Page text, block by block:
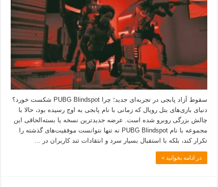
سقوط آزاد پابجی در تجربه‌ای جدید؛ چرا PUBG Blindspot شکست خورد؟
دنیای بازی‌های بتل رویال که زمانی با نام پابجی به اوج رسیده بود، حالا با
چالش بزرگی روبرو شده است. عرضه جدیدترین نسخه یا بسته‌الحاقی این
مجموعه با نام PUBG Blindspot نه تنها نتوانست موفقیت‌های گذشته را
تکرار کند، بلکه با استقبال بسیار سرد و انتقادات تند کاربران در …
در ادامه بخوانید »